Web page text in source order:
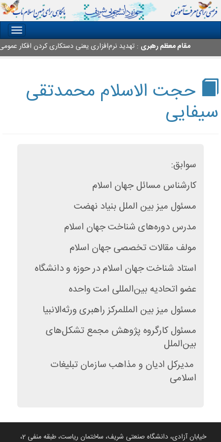
مقام معظم رهبری: تهدید نرم‌افزاری یعنی دستکاری کردن افکار عمومی
حجت الاسلام محمدتقی
سیفایی
سوابق:
کارشناس مسائل جهان اسلام
مسئول میز بین الملل بنیاد نهضت
مدرس دوره‌های شناخت جهان اسلام
مولف مقالات تخصصی جهان اسلام
استاد شناخت جهان اسلام در حوزه و دانشگاه
عضو اتحادیه بین‌المللی امت واحده
مسئول میز بین المللمرکز راهبری ورثه‌الانبیا
مسئول کارگروه پژوهش مجمع تشکل‌های
بین‌الملل
مدیرکل ادیان و مذاهب سازمان تبلیغات
اسلامی
خیابان آزادی، دانشگاه صنعتی شریف، ساختمان ریاست، طبقه منفی 2،